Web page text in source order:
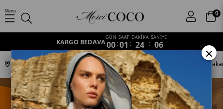
0
Menu
KARGO BEDAVA
GÜN
00:
SAAT
01 :
DAKİKA
24 :
SANİYE
05
Anasayfa Şal İpeksi Jakar Şal Nova Desen Ekru Nova Desen
×